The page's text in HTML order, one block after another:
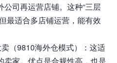
公司再运营店铺。这种“三层
最适合多店铺运营，能有效
卖（9810海外仓模式）：这适